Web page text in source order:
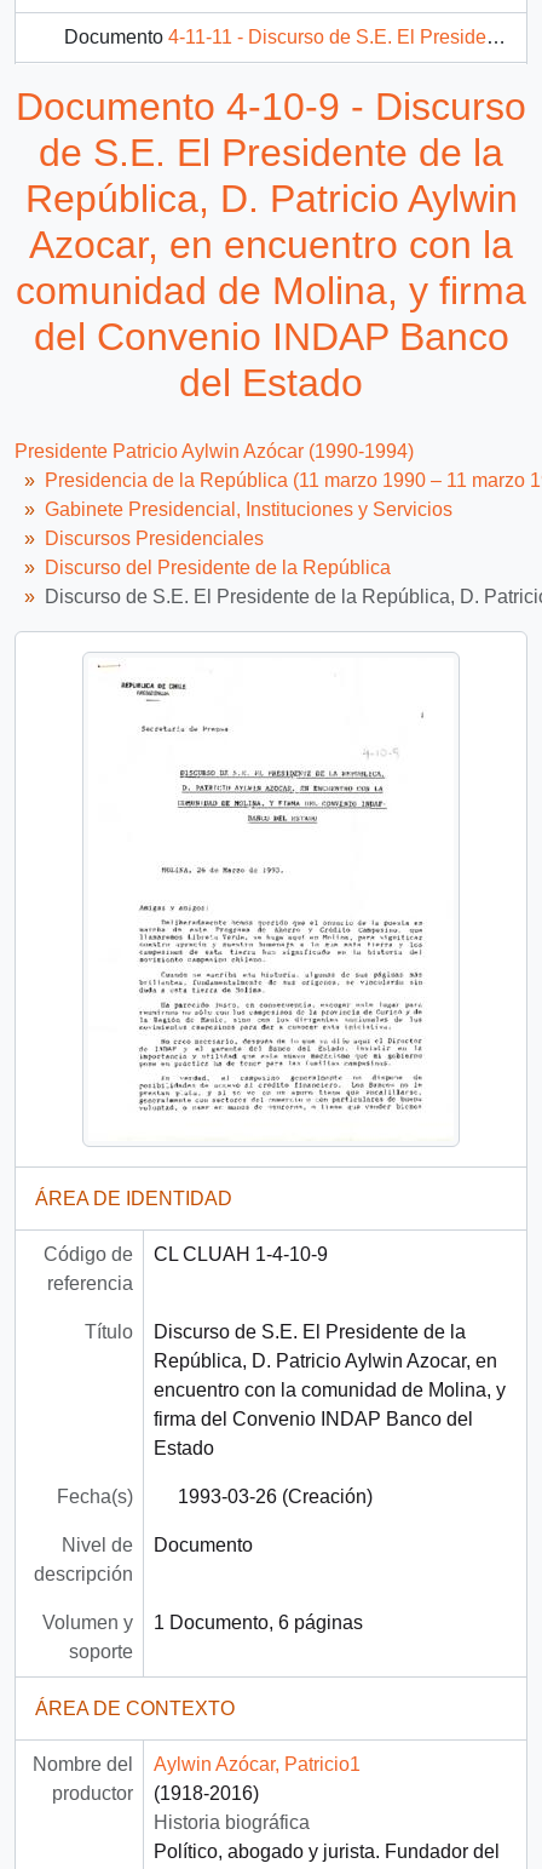
Documento 4-11-11 - Discurso de S.E. El Presidente de la República, D. Patricio Aylwin Azocar, en acto de "Acción Ciudadana para el medio ambiente, Santiago ¿Cómo vamos?"
4-11-12 - Discurso de S.E. El Presidente de la República, D. Patricio Aylwin Azocar, en inauguración de la XXX Conferencia de la Federación Interamericana de Abogad
482 más...
Documento 4-10-9 - Discurso
de S.E. El Presidente de la
República, D. Patricio Aylwin
Azocar, en encuentro con la
comunidad de Molina, y firma
del Convenio INDAP Banco
del Estado
Presidente Patricio Aylwin Azócar (1990-1994)
Presidencia de la República (11 marzo 1990 – 11 marzo
Gabinete Presidencial, Instituciones y Servicios
Discursos Presidenciales
Discurso del Presidente de la República
Discurso de S.E. El Presidente de la República, D.
ÁREA DE IDENTIDAD
Código de
referencia
CL CLUAH 1-4-10-9
Título
Discurso de S.E. El Presidente de la
República, D. Patricio Aylwin Azocar, en
encuentro con la comunidad de Molina, y
firma del Convenio INDAP Banco del
Estado
Fecha(s) 1993-03-26 (Creación)
Nivel de
descripción
Documento
Volumen y
soporte
1 Documento, 6 páginas
ÁREA DE CONTEXTO
Nombre del
productor
Aylwin Azócar, Patricio1
(1918-2016)
Historia biográfica
Político, abogado y jurista. Fundador del